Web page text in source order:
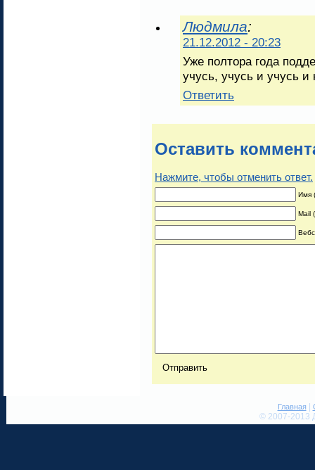
Людмила:
21.12.2012 - 20:23
Уже полтора года
учусь, учусь и учусь и
Ответить
Оставить
Нажмите, чтобы отменить ответ.
Имя
Mail
Главная|
© 2007-2013